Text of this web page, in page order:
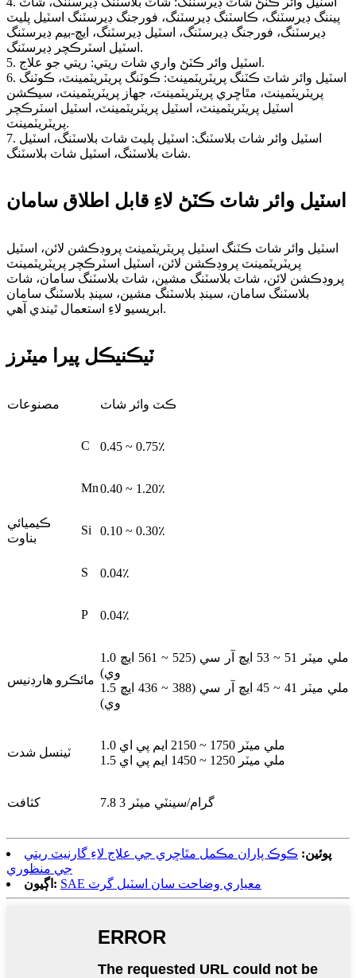
پيننگ ڊيرسٽنگ، ڪاسٽنگ ڊيرسٽنگ، فورجنگ ڊيرسٽنگ اسٽيل پليٽ
ڊيرسٽنگ، فورجنگ ڊيرسٽنگ، اسٽيل ڊيرسٽنگ، ايڇ-بيم ڊيرسٽنگ
اسٽيل اسٽرڪچر ڊيرسٽنگ.
5. اسٽيل وائر ڪٽڻ واري شاٽ ريتي: ريتي جو علاج.
6. اسٽيل وائر شاٽ ڪٽنگ پريٽريٽمينٽ: ڪوٽنگ پريٽريٽمينٽ، ڪوٽنگ
پريٽريٽمينٽ، مٿاڇري پريٽريٽمينٽ، جهاز پريٽريٽمينٽ، سيڪشن
اسٽيل پريٽريٽمينٽ، اسٽيل پريٽريٽمينٽ، اسٽيل اسٽرڪچر
پريٽريٽمينٽ.
7. اسٽيل وائر شاٽ بلاسٽنگ: اسٽيل پليٽ شاٽ بلاسٽنگ، اسٽيل
شاٽ بلاسٽنگ، اسٽيل شاٽ بلاسٽنگ.
اسٽيل وائر شاٽ ڪٽڻ لاءِ قابل اطلاق سامان
اسٽيل وائر شاٽ ڪٽنگ اسٽيل پريٽريٽمينٽ پروڊڪشن لائن، اسٽيل
پريٽريٽمينٽ پروڊڪشن لائن، اسٽيل اسٽرڪچر پريٽريٽمينٽ
پروڊڪشن لائن، شاٽ بلاسٽنگ مشين، شاٽ بلاسٽنگ سامان، شاٽ
بلاسٽنگ سامان، سينڊ بلاسٽنگ مشين، سينڊ بلاسٽنگ سامان
ابريسيو لاءِ استعمال ٿيندي آهي.
ٽيڪنيڪل پيرا ميٽرز
مصنوعات ڪٽ وائر شاٽ
C 0.45 ~ 0.75٪
Mn0.40 ~ 1.20٪
ڪيميائي
بناوت
Si 0.10 ~ 0.30٪
S 0.04٪
P 0.04٪
مائڪرو هارڊنيس
1.0 ملي ميٽر 51 ~ 53 ايڇ آر سي (525 ~ 561 ايڇ
وي)
1.5 ملي ميٽر 41 ~ 45 ايڇ آر سي (388 ~ 436 ايڇ
وي)
ٽينسل شدت
1.0 ملي ميٽر 1750 ~ 2150 ايم پي اي
1.5 ملي ميٽر 1250 ~ 1450 ايم پي اي
کثافت 7.8 گرام/سينٽي ميٽر 3
پوئين: ڪوڪ پاران مڪمل مٿاڇري جي علاج لاءِ گارنيٽ ريتي
جي منظوري
اڳيون:
SAE معياري وضاحت سان اسٽيل گرٽ